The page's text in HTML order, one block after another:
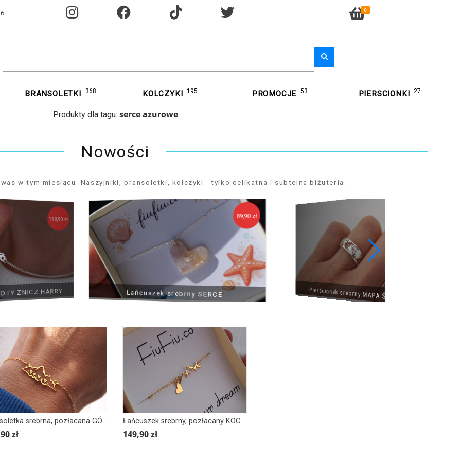
0
BRANSOLETKI 368 KOLCZYKI 195 PROMOCJE 53 PIERSCIONKI 27
Produkty dla tagu: serce azurowe
Nowości
w tym miesiącu. Naszyjniki, bransoletki, kolczyki - tylko delikatna i subtelna biżuteria.
ZNICZ HARRY
119,90 zł
Łańcuszek srebrny SERCE
89,90 zł
Pierścionek srebrny MAPA ŚWIATA
Bransoletka srebrna, pozłacana GÓRY KROKUSY
zł
Łańcuszek srebrny, pozłacany KOCHAM GÓRY klasyk II
149,90 zł